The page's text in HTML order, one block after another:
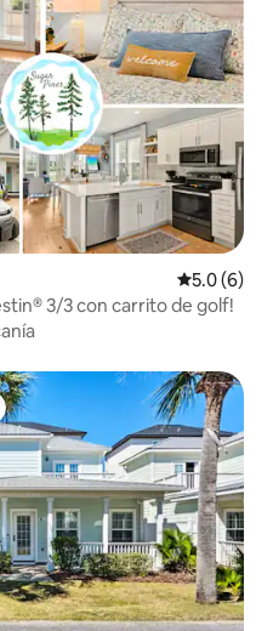
5.0 (6)
3/3 con carrito de golf!